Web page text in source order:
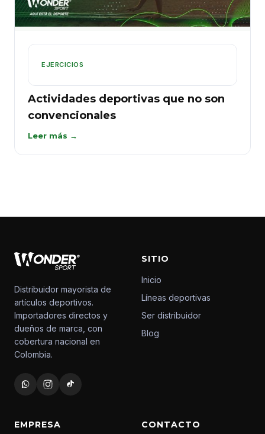
EJERCICIOS
Actividades deportivas que no son
convencionales
Leer más →
Distribuidor mayorista de
artículos deportivos.
Importadores directos y
dueños de marca, con
cobertura nacional en
Colombia.
SITIO
Inicio
Líneas deportivas
Ser distribuidor
Blog
EMPRESA CONTACTO